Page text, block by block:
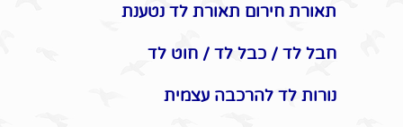
תאורת חירום תאורת לד נטענת
חבל לד / כבל לד / חוט לד
נורות לד להרכבה עצמית